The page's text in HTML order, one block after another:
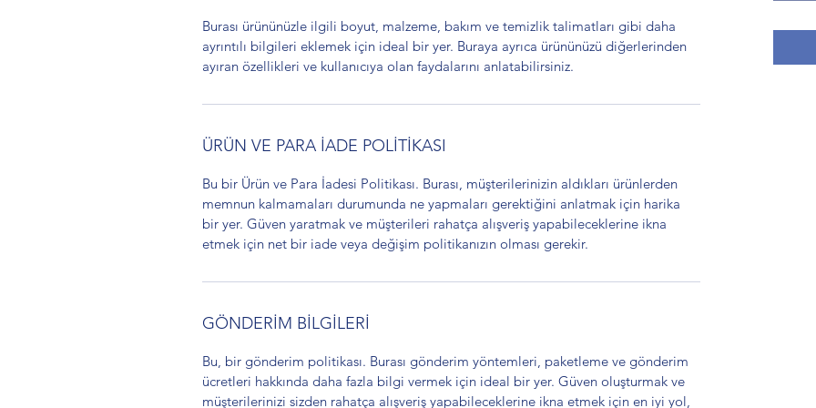
Burası ürününüzle ilgili boyut, malzeme, bakım ve temizlik talimatları gibi daha
ayrıntılı bilgileri eklemek için ideal bir yer. Buraya ayrıca ürününüzü diğerlerinden
ayıran özellikleri ve kullanıcıya olan faydalarını anlatabilirsiniz.
ÜRÜN VE PARA İADE POLİTİKASI
Bu bir Ürün ve Para İadesi Politikası. Burası, müşterilerinizin aldıkları ürünlerden
memnun kalmamaları durumunda ne yapmaları gerektiğini anlatmak için harika
bir yer. Güven yaratmak ve müşterileri rahatça alışveriş yapabileceklerine ikna
etmek için net bir iade veya değişim politikanızın olması gerekir.
GÖNDERİM BİLGİLERİ
Bu, bir gönderim politikası. Burası gönderim yöntemleri, paketleme ve gönderim
ücretleri hakkında daha fazla bilgi vermek için ideal bir yer. Güven oluşturmak ve
müşterilerinizi sizden rahatça alışveriş yapabileceklerine ikna etmek için en iyi yol,